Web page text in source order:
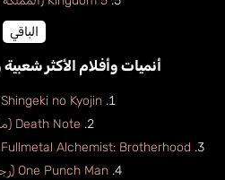
الباقي
أنميات وأفلام الأكثر
Shingeki no Kyojin (هجوم العمالقة)
Death Note (مذكرة الموت)
Fullmetal Alchemist: Brotherhood (الكيميائي المعدني الكامل: الأخوة)
One Punch Man (رجل اللكمة الواحدة)